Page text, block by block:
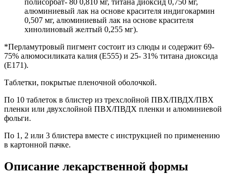
полисорбат- 80 0,810 мг, титана диоксид 0,750 мг,
алюминиевый лак на основе красителя индигокармин
0,507 мг, алюминиевый лак на основе красителя
хинолиновый желтый 0,255 мг).
*Перламутровый пигмент состоит из слюды и содержит 69-
75% алюмосиликата калия (Е555) и 25- 31% титана диоксида
(Е171).
Таблетки, покрытые пленочной оболочкой.
По 10 таблеток в блистер из трехслойной ПВХ/ПВДХ/ПВХ
пленки или двухслойной ПВХ/ПВДХ пленки и алюминиевой
фольги.
По 1, 2 или 3 блистера вместе с инструкцией по применению
в картонной пачке.
Описание лекарственной формы